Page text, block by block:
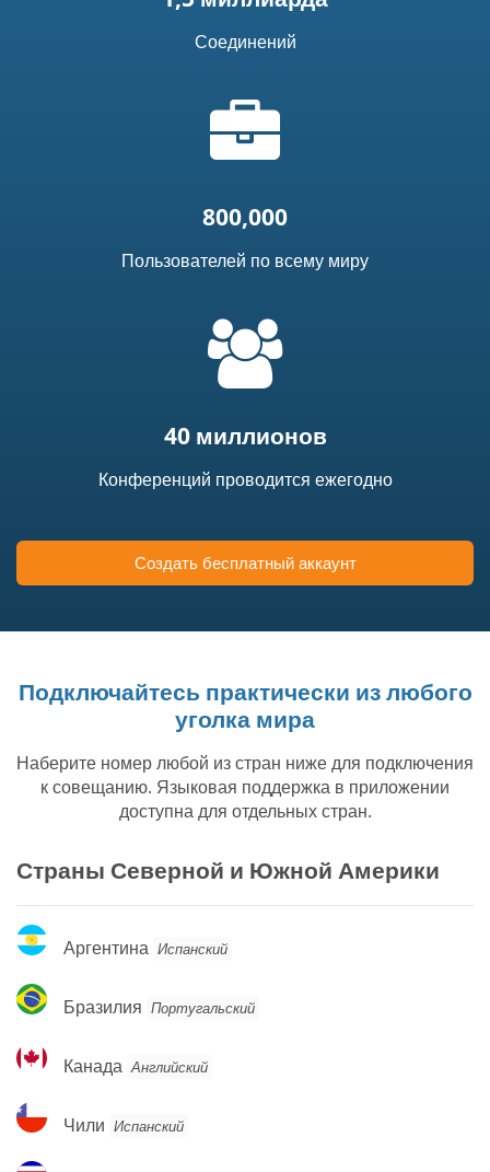
Соединений
"портфель"
800,000
Пользователей по всему миру
40 миллионов
Конференций проводится ежегодно
Создать бесплатный аккаунт
Подключайтесь практически из любого
уголка мира
Наберите номер любой из стран ниже для подключения
к совещанию. Языковая поддержка в приложении
доступна для отдельных стран.
Страны Северной и Южной Америки
Аргентина
Аргентина Испанский
Бразилия
Бразилия Португальский
Канада
Канада Английский
Чили
Чили Испанский